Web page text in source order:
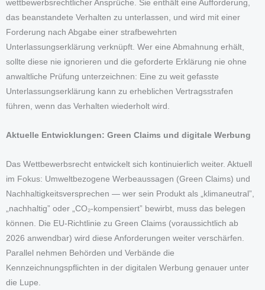
wettbewerbsrechtlicher Ansprüche. Sie enthält eine Aufforderung,
das beanstandete Verhalten zu unterlassen, und wird mit einer
Forderung nach Abgabe einer strafbewehrten
Unterlassungserklärung verknüpft. Wer eine Abmahnung erhält,
sollte diese nie ignorieren und die geforderte Erklärung nie ohne
anwaltliche Prüfung unterzeichnen: Eine zu weit gefasste
Unterlassungserklärung kann zu erheblichen Vertragsstrafen
führen, wenn das Verhalten wiederholt wird.
Aktuelle Entwicklungen: Green Claims und digitale Werbung
Das Wettbewerbsrecht entwickelt sich kontinuierlich weiter. Aktuell
im Fokus: Umweltbezogene Werbeaussagen (Green Claims) und
Nachhaltigkeitsversprechen — wer sein Produkt als „klimaneutral”,
„nachhaltig” oder „CO₂-kompensiert” bewirbt, muss das belegen
können. Die EU-Richtlinie zu Green Claims (voraussichtlich ab
2026 anwendbar) wird diese Anforderungen weiter verschärfen.
Parallel nehmen Behörden und Verbände die
Kennzeichnungspflichten in der digitalen Werbung genauer unter
die Lupe.